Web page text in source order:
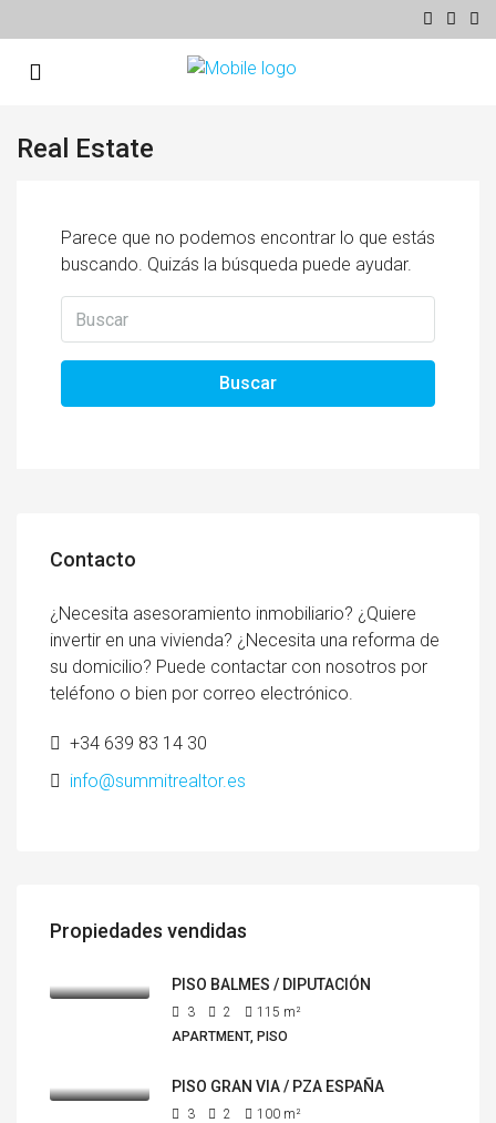
Real Estate
Parece que no podemos encontrar lo que estás
buscando. Quizás la búsqueda puede ayudar.
Buscar
Contacto
¿Necesita asesoramiento inmobiliario? ¿Quiere
invertir en una vivienda? ¿Necesita una reforma de
su domicilio? Puede contactar con nosotros por
teléfono o bien por correo electrónico.
+34 639 83 14 30
info@summitrealtor.es
Propiedades vendidas
PISO BALMES / DIPUTACIÓN
3 2 115 m²
APARTMENT, PISO
PISO GRAN VIA / PZA ESPAÑA
3 2 100 m²